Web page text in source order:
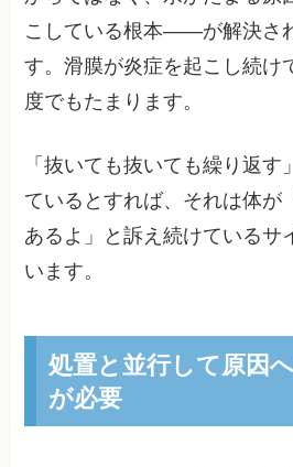
こしている根本——が解決さ
す。滑膜が炎症を起こし続け
度でもたまります。
「抜いても抜いても繰り返す
ているとすれば、それは体が
あるよ」と訴え続けているサ
います。
処置と並行して原因
が必要